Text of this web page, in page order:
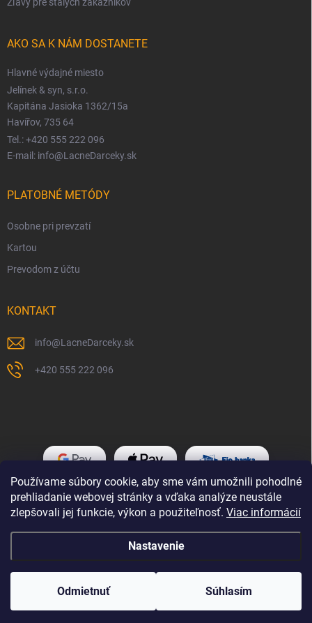
Používame súbory cookie, aby sme vám umožnili pohodlné
prehliadanie webovej stránky a vďaka analýze neustále
zlepšovali jej funkcie, výkon a použiteľnosť. Viac informácií
Nastavenie
Odmietnuť Súhlasím
Zľavy pre stálych zákazníkov
AKO SA K NÁM DOSTANETE
Hlavné výdajné miesto
Jelínek & syn, s.r.o.
Kapitána Jasioka 1362/15a
Havířov, 735 64
Tel.: +420 555 222 096
E-mail: info@LacneDarceky.sk
PLATOBNÉ METÓDY
Osobne pri prevzatí
Kartou
Prevodom z účtu
KONTAKT
info@LacneDarceky.sk
+420 555 222 096
Vytvoril Shoptet
Copyright 2026LacneDarceky.sk . Všetky práva vyhradené.